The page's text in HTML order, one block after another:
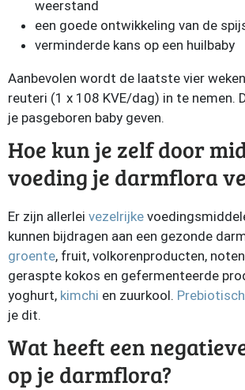
weerstand
een goede ontwikkeling van de
verminderde kans op een huilbaby
Aanbevolen wordt de laatste vier
reuteri (1 x 108 KVE/dag) in te nemen.
je pasgeboren baby geven.
Hoe kun je zelf door
voeding je darmflora
Er zijn allerlei vezelrijke
kunnen bijdragen aan een gezonde
groente, fruit, volkorenproducten,
geraspte kokos en gefermenteerde
yoghurt, kimchi en zuurkool.
je dit.
Wat heeft een
op je darmflora?